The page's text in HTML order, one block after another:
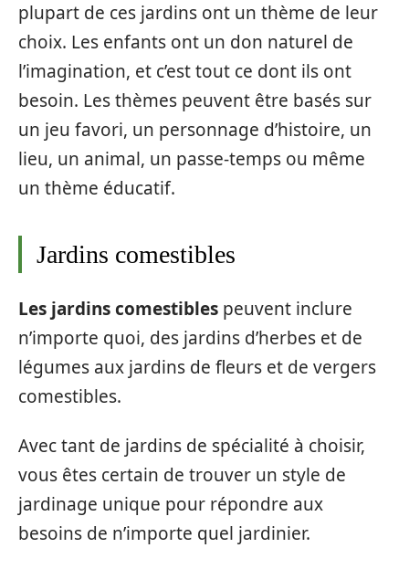
plupart de ces jardins ont un thème de leur
choix. Les enfants ont un don naturel de
l’imagination, et c’est tout ce dont ils ont
besoin. Les thèmes peuvent être basés sur
un jeu favori, un personnage d’histoire, un
lieu, un animal, un passe-temps ou même
un thème éducatif.
Jardins comestibles
Les jardins comestibles peuvent inclure
n’importe quoi, des jardins d’herbes et de
légumes aux jardins de fleurs et de vergers
comestibles.
Avec tant de jardins de spécialité à choisir,
vous êtes certain de trouver un style de
jardinage unique pour répondre aux
besoins de n’importe quel jardinier.